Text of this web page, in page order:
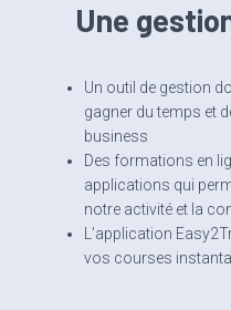
Une
Un outil de gestion
gagner du temps et
business
Des formations en
applications qui
notre activité et la
L’application
vos courses